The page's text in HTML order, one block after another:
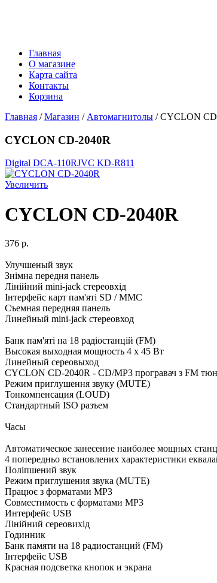
Главная
О магазине
Карта сайта
Контакты
Корзина
Главная /Магазин / Автомагнитолы / CYCLON
CYCLON CD-2040R
Digital DCA-110RJVC KD-R811
Увеличить
CYCLON CD-2040R
376 p.
Улучшеный звук
Знімна передня панель
Лінійний mini-jack стереовхід
Інтерфейс карт пам'яті SD / MMC
Съемная передняя панель
Линейный mini-jack стереовход
Банк пам'яті на 18 радіостанцій (FM)
Высокая выходная мощность 4 х 45 Вт
Линейный сереовыход
CYCLON CD-2040R - CD/MP3 програвач з FM
Режим приглушення звуку (MUTE)
Тонкомпенсация (LOUD)
Стандартный ISO разъем
Часы
Автоматическое занесение наиболее мощных
4 попередньо встановлених характеристики
Поліпшений звук
Режим приглушения звука (MUTE)
Працює з форматами MP3
Совместимость с форматами MP3
Интерфейс USB
Лінійний сереовихід
Годинник
Банк памяти на 18 радиостанций (FM)
Інтерфейс USB
Красная подсветка кнопок и экрана